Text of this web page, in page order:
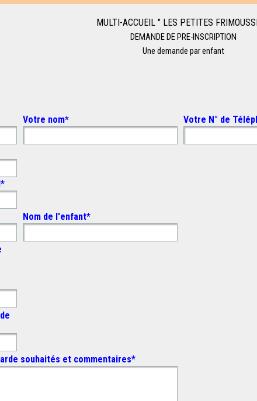
MULTI-ACCUEIL " LES PETITES
DEMANDE DEPRE-INSCRIPTION
Une demande par enfant
Votre nom* Votre N° de
*
Nom de l'enfant*
souhaités et commentaires*